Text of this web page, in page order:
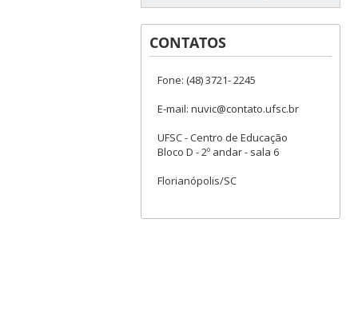
CONTATOS
Fone: (48) 3721- 2245
E-mail: nuvic@contato.ufsc.br
UFSC - Centro de Educação
Bloco D - 2º andar - sala 6
Florianópolis/SC